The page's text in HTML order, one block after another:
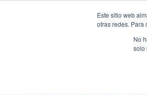
Este sitio web
otras redes. Para
No
solo
Tour